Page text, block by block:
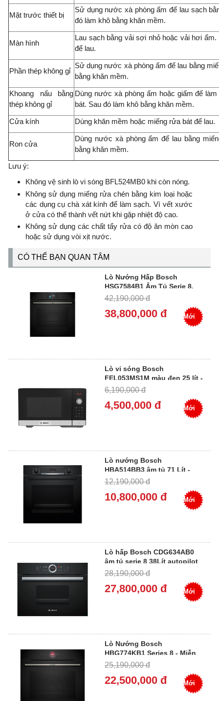
Mặt trước thiết bị
Sử dụng nước xà phòng ấm để lau sạch
đó làm khô bằng khăn mềm.
Màn hình
Lau sạch bằng vải sợi nhỏ hoặc vải hơi
để lau.
Phần thép không gỉ
Sử dụng nước xà phòng ấm để lau bằng
bằng khăn mềm.
Khoang nấu bằng
thép không gỉ
Dùng nước xà phòng ấm hoặc giấm để
bát. Sau đó làm khô bằng khăn mềm.
Cửa kính Dùng khăn mềm hoặc miếng rửa bát để lau.
Ron cửa
Dùng nước xà phòng ấm để lau bằng
bằng khăn mềm.
Lưu ý:
Không vệ sinh lò vi sóng BFL524MB0 khi còn nóng.
Không sử dụng miếng rửa chén bằng kim loại hoặc
các dụng cụ chà xát kính để làm sạch. Vì vết xước
ở cửa có thể thành vết nứt khi gặp nhiệt độ cao.
Không sử dụng các chất tẩy rửa có độ ăn mòn cao
hoặc sử dụng vòi xịt nước.
CÓ THỂ BẠN QUAN TÂM
Lò Nướng Hấp Bosch
HSG7584B1 Âm Tủ Serie 8,
Dung Tích 71L Công Suất
42,190,000 đ
38,800,000 đ Mới
Lò vi sóng Bosch
FEL053MS1M màu đen 25 lít -
Miễn Phí Giao Hàng, Bảo
6,190,000 đ
4,500,000 đ Mới
Lò nướng Bosch
HBA514BB3 âm tủ 71 Lít -
Miễn Phí Giao Hàng, Bảo
12,190,000 đ
10,800,000 đ Mới
Lò hấp Bosch CDG634AB0
âm tủ serie 8 38Lít autopilot
20 - Miễn Phí Giao Hàng, Bảo
28,190,000 đ
27,800,000 đ Mới
Lò Nướng Bosch
HBG774KB1 Series 8 - Miễn
Phí Giao Hàng, Bảo Hành Tại
25,190,000 đ
22,500,000 đ Mới